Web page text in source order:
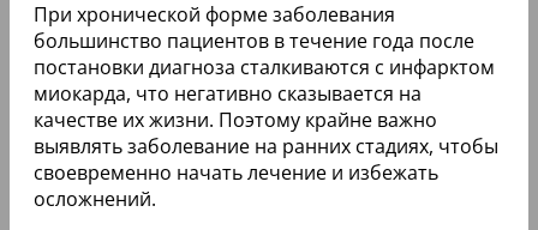
При хронической форме заболевания
большинство пациентов в течение года после
постановки диагноза сталкиваются с инфарктом
миокарда, что негативно сказывается на
качестве их жизни. Поэтому крайне важно
выявлять заболевание на ранних стадиях, чтобы
своевременно начать лечение и избежать
осложнений.